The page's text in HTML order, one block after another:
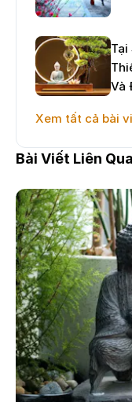
Tại
Và
Xem tất cả bài
Bài Viết Liên